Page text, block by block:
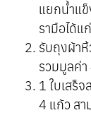
แยกน้ำแ
รามือได้แ
รับถุงผ้าหิ้
รวมมูลค่
1 ใบเสร็
4 แก้ว สา